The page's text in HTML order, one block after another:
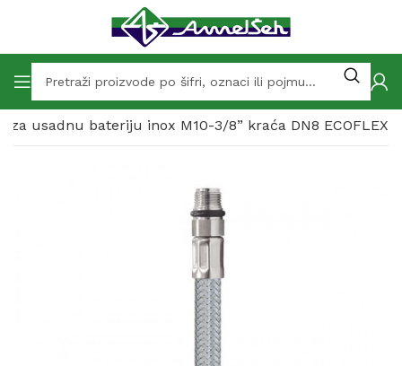
za usadnu bateriju inox M10-3/8” kraća DN8 ECOFLEX